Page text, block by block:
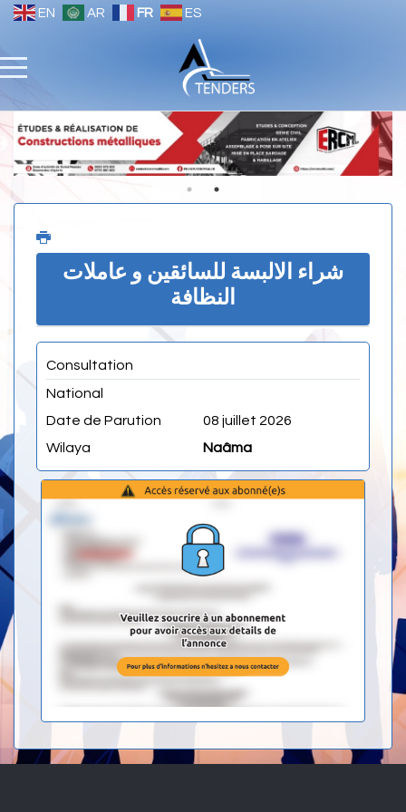
EN AR FR ES
شراء الالبسة للسائقين و عاملات
النظافة
Consultation
National
Date de Parution
08 juillet 2026
Wilaya
Naâma